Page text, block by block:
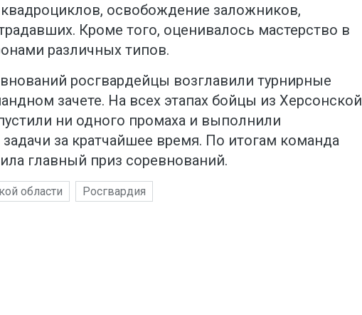
освобождение заложников,
Кроме того, оценивалось мастерство в
различных типов.
росгвардейцы возглавили турнирные
зачете. На всех этапах бойцы из Херсонской
ни одного промаха и выполнили
за кратчайшее время. По итогам команда
главный приз соревнований.
области Росгвардия